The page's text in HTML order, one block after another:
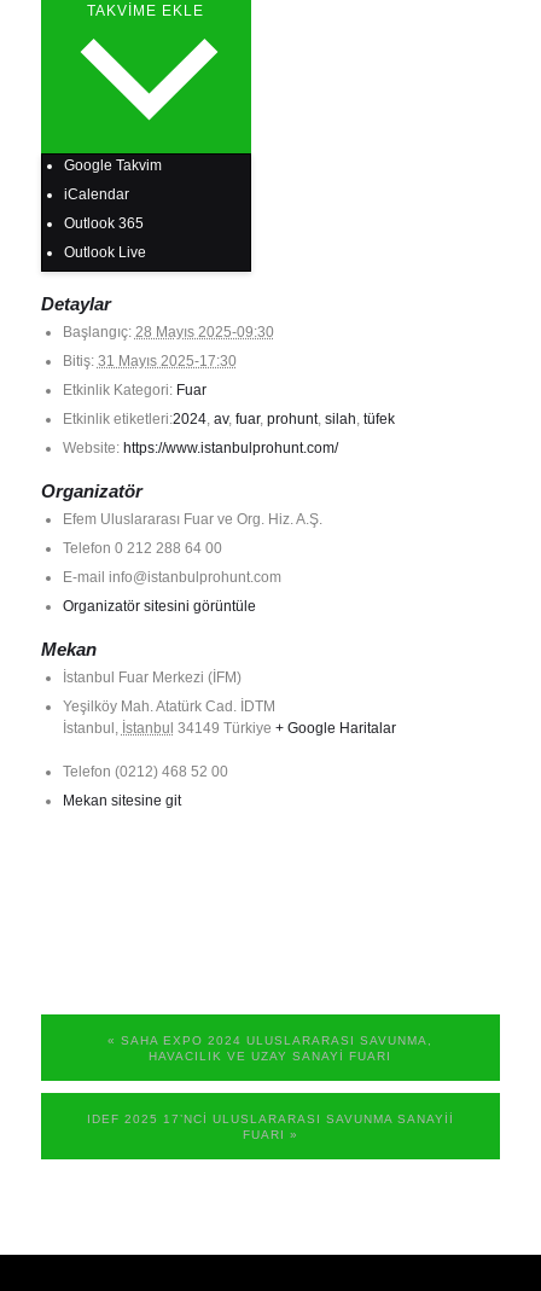
TAKVIME EKLE
Google Takvim
iCalendar
Outlook 365
Outlook Live
Detaylar
Başlangıç: 28 Mayıs 2025-09:30
Bitiş: 31 Mayıs 2025-17:30
Etkinlik Kategori: Fuar
Etkinlik etiketleri:2024, av, fuar, prohunt, silah, tüfek
Website: https://www.istanbulprohunt.com/
Organizatör
Efem Uluslararası Fuar ve Org. Hiz. A.Ş.
Telefon 0 212 288 64 00
E-mail info@istanbulprohunt.com
Organizatör sitesini görüntüle
Mekan
İstanbul Fuar Merkezi (İFM)
Yeşilköy Mah. Atatürk Cad. İDTM
İstanbul , İstanbul 34149 Türkiye + Google Haritalar
Telefon (0212) 468 52 00
Mekan sitesine git
« SAHA EXPO 2024 ULUSLARARASI SAVUNMA,
HAVACILIK VE UZAY SANAYI FUARI
IDEF 2025 17’NCI ULUSLARARASI SAVUNMA SANAYII
FUARI »